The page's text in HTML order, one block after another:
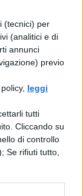
(tecnici) per
(analitici e di
annunci
previo
leggi
tutti
Cliccando su
di controllo
Se rifiuti tutto,
la
l’attrice
che la
su stili
per
di
afro-
molti